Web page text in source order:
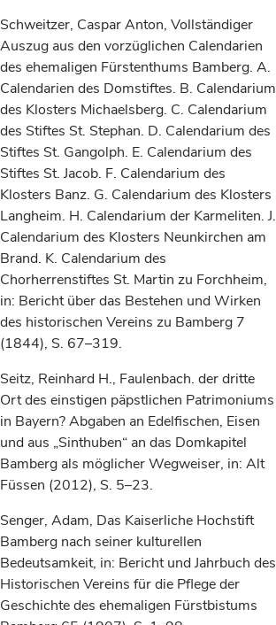
Schweitzer, Caspar Anton, Vollständiger
Auszug aus den vorzüglichen Calendarien
des ehemaligen Fürstenthums Bamberg. A.
Calendarien des Domstiftes. B. Calendarium
des Klosters Michaelsberg. C. Calendarium
des Stiftes St. Stephan. D. Calendarium des
Stiftes St. Gangolph. E. Calendarium des
Stiftes St. Jacob. F. Calendarium des
Klosters Banz. G. Calendarium des Klosters
Langheim. H. Calendarium der Karmeliten. J.
Calendarium des Klosters Neunkirchen am
Brand. K. Calendarium des
Chorherrenstiftes St. Martin zu Forchheim,
in: Bericht über das Bestehen und Wirken
des historischen Vereins zu Bamberg 7
(1844), S. 67–319.
Seitz, Reinhard H., Faulenbach. der dritte
Ort des einstigen päpstlichen Patrimoniums
in Bayern? Abgaben an Edelfischen, Eisen
und aus „Sinthuben“ an das Domkapitel
Bamberg als möglicher Wegweiser, in: Alt
Füssen (2012), S. 5–23.
Senger, Adam, Das Kaiserliche Hochstift
Bamberg nach seiner kulturellen
Bedeutsamkeit, in: Bericht und Jahrbuch des
Historischen Vereins für die Pflege der
Geschichte des ehemaligen Fürstbistums